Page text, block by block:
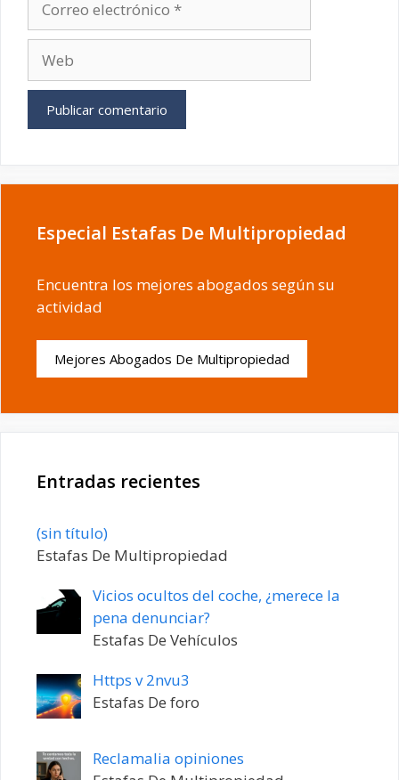
electrónico
Especial Estafas De Multipropiedad
Encuentra los mejores abogados según su
actividad
Mejores Abogados De Multipropiedad
Entradas recientes
(sin título)Entrada
20198
Estafas De Multipropiedad
Vicios ocultos del coche, ¿merece la
pena denunciar?
Estafas De Vehículos
Https v 2nvu3
Estafas De foro
Reclamalia opiniones